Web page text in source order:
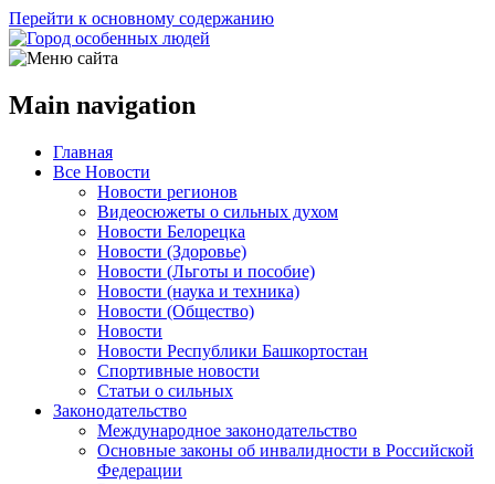
Перейти к основному содержанию
Main navigation
Главная
Все Новости
Новости регионов
Видеосюжеты о сильных духом
Новости Белорецка
Новости (Здоровье)
Новости (Льготы и пособие)
Новости (наука и техника)
Новости (Общество)
Новости
Новости Республики Башкортостан
Спортивные новости
Статьи о сильных
Законодательство
Международное законодательство
Основные законы об инвалидности в Российской
Федерации